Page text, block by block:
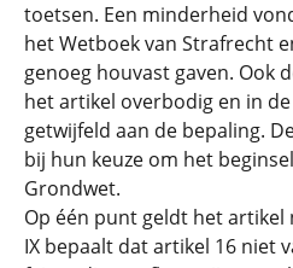
toetsen. Een minderheid
het Wetboek van Strafrecht
genoeg houvast gaven. Ook
het artikel overbodig en in
getwijfeld aan de bepaling.
bij hun keuze om het
Grondwet.
Op één punt geldt het
IX bepaalt dat artikel 16 niet